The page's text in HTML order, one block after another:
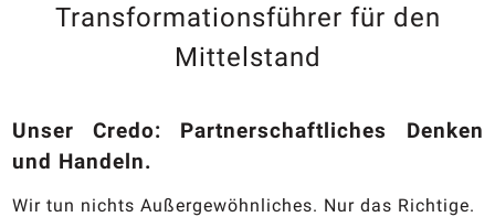
Transformationsführer für den
Mittelstand
Unser Credo: Partnerschaftliches Denken
und Handeln.
Wir tun nichts Außergewöhnliches. Nur das Richtige.